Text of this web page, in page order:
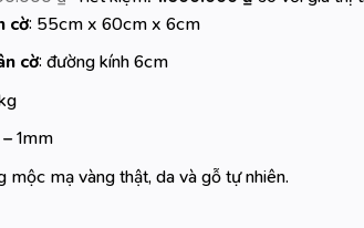
cờ: 55cm x 60cm x 6cm
cờ: đường kính 6cm
1mm
mộc mạ vàng thật, da và gỗ tự nhiên.